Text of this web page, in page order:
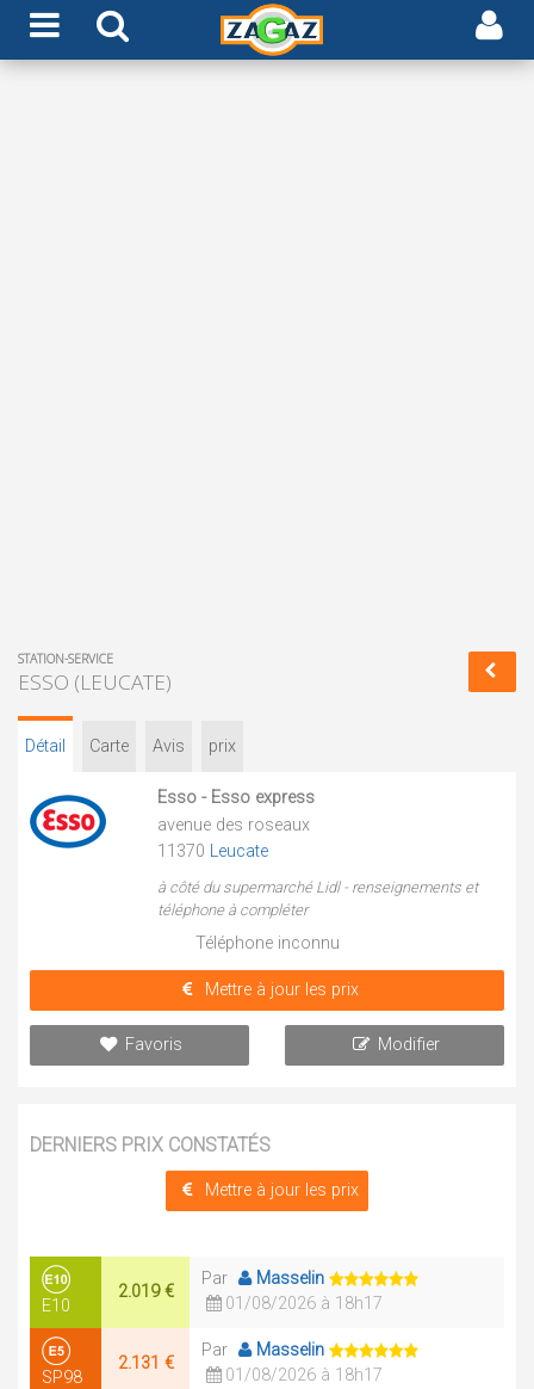
STATION-SERVICE
ESSO (LEUCATE)
Détail Carte Avis prix
Esso - Esso express
avenue des roseaux
11370 Leucate
à côté du supermarché Lidl - renseignements et
téléphone à compléter
Téléphone inconnu
Mettre à jour les prix
Favoris Modifier
DERNIERS PRIX CONSTATÉS
Mettre à jour les prix
E10
2.019 €
Par
Masselin
01/08/2026 à 18h17
SP98
2.131 €
Par
Masselin
01/08/2026 à 18h17